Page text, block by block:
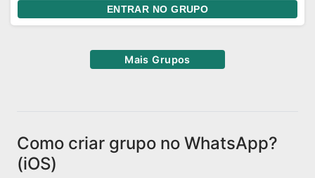
ENTRAR NO GRUPO
Mais Grupos
Como criar grupo no WhatsApp?
(iOS)